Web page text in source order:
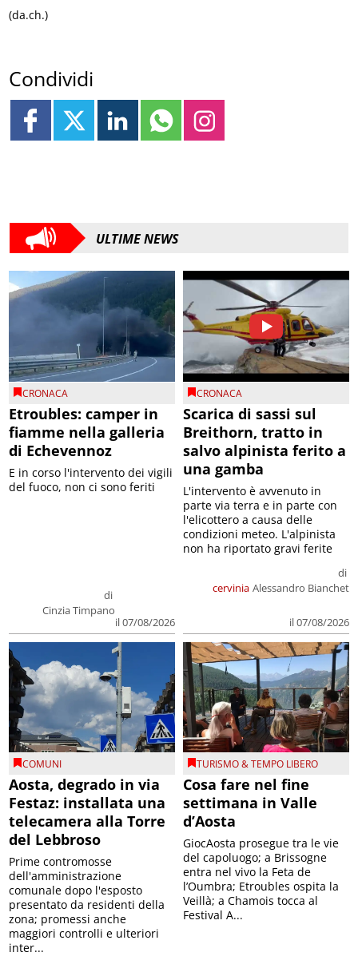
(da.ch.)
Condividi
ULTIME NEWS
CRONACA
Etroubles: camper in
fiamme nella galleria
di Echevennoz
di
Cinzia Timpano
il 07/08/2026
E in corso l'intervento dei vigili
del fuoco, non ci sono feriti
CRONACA
Scarica di sassi sul
Breithorn, tratto in
salvo alpinista ferito a
una gamba
cervinia
di
Alessandro Bianchet
il 07/08/2026
L'intervento è avvenuto in
parte via terra e in parte con
l'elicottero a causa delle
condizioni meteo. L'alpinista
non ha riportato gravi ferite
COMUNI
Aosta, degrado in via
Festaz: installata una
telecamera alla Torre
del Lebbroso
Prime contromosse
dell'amministrazione
comunale dopo l'esposto
presentato da residenti della
zona; promessi anche
maggiori controlli e ulteriori
inter...
TURISMO & TEMPO LIBERO
Cosa fare nel fine
settimana in Valle
d’Aosta
GiocAosta prosegue tra le vie
del capoluogo; a Brissogne
entra nel vivo la Feta de
l’Oumbra; Etroubles ospita la
Veillà; a Chamois tocca al
Festival A...